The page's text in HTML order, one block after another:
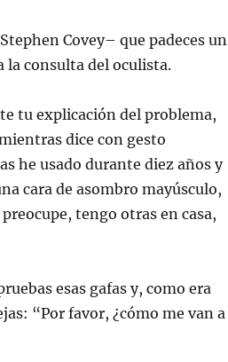
Covey– que padeces un
la consulta del oculista.
tu explicación del problema,
dice con gesto
he usado durante diez años y
cara de asombro mayúsculo,
tengo otras en casa,
esas gafas y, como era
“Por favor, ¿cómo me van a